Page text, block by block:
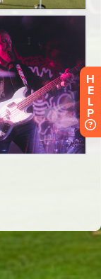
H
E
L
P